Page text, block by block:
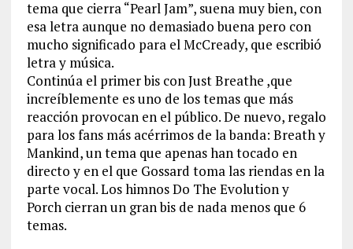
tema que cierra “Pearl Jam”, suena muy bien, con
esa letra aunque no demasiado buena pero con
mucho significado para el McCready, que escribió
letra y música.
Continúa el primer bis con Just Breathe ,que
increíblemente es uno de los temas que más
reacción provocan en el público. De nuevo, regalo
para los fans más acérrimos de la banda: Breath y
Mankind, un tema que apenas han tocado en
directo y en el que Gossard toma las riendas en la
parte vocal. Los himnos Do The Evolution y
Porch cierran un gran bis de nada menos que 6
temas.